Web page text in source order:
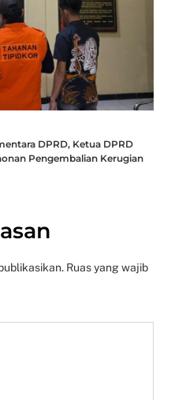
DPRD, Ketua DPRD
Pengembalian Kerugian
Ruas yang wajib